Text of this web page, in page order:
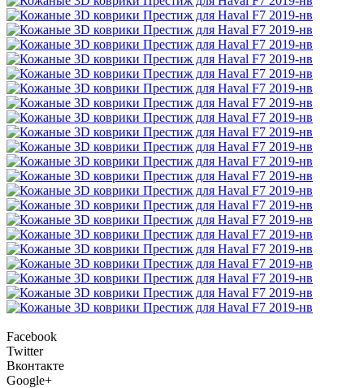
Facebook
Twitter
Вконтакте
Google+